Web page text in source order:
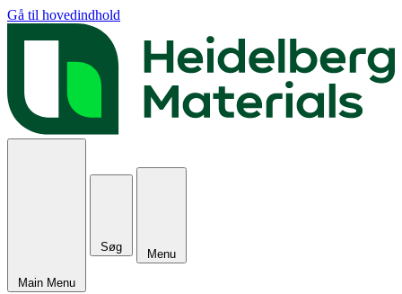
Gå til hovedindhold
Main Menu
Søg
Menu